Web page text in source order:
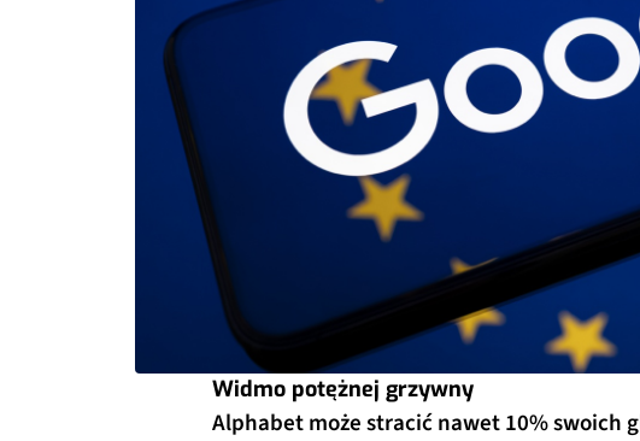
Widmo potężnej grzywny
Alphabet może stracić nawet 10% swoich